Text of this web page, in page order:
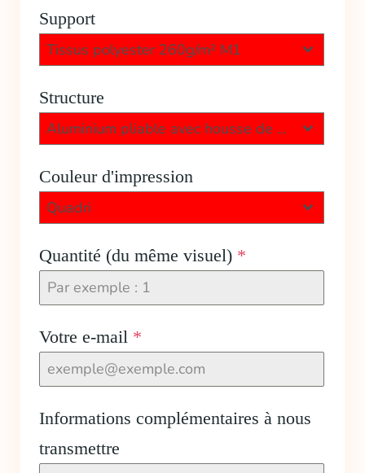
Support
Tissus polyester 260g/m² M1
Structure
Aluminium pliable avec housse de transport
Couleur d'impression
Quadri
Quantité (du même visuel) *
Votre e-mail *
Informations complémentaires à nous
transmettre